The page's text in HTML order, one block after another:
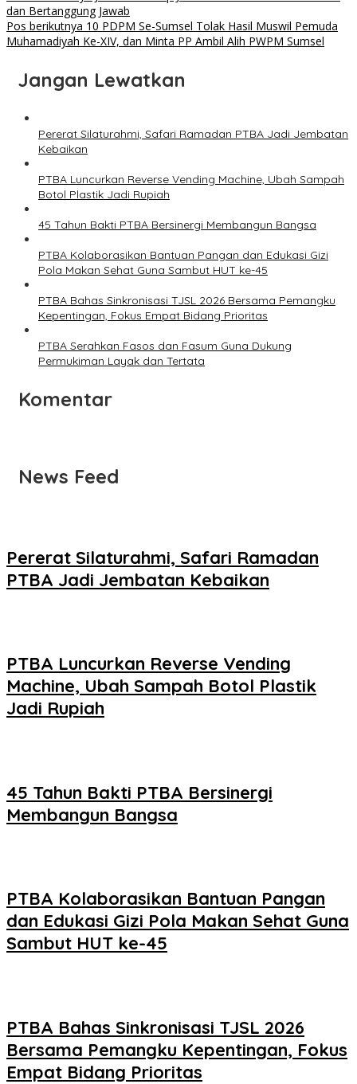
dan Bertanggung Jawab
Pos berikutnya 10 PDPM Se-Sumsel Tolak Hasil Muswil Pemuda
Muhamadiyah Ke-XIV, dan Minta PP Ambil Alih PWPM Sumsel
Jangan Lewatkan
Pererat Silaturahmi, Safari Ramadan PTBA Jadi Jembatan
Kebaikan
PTBA Luncurkan Reverse Vending Machine, Ubah Sampah
Botol Plastik Jadi Rupiah
45 Tahun Bakti PTBA Bersinergi Membangun Bangsa
PTBA Kolaborasikan Bantuan Pangan dan Edukasi Gizi
Pola Makan Sehat Guna Sambut HUT ke-45
PTBA Bahas Sinkronisasi TJSL 2026 Bersama Pemangku
Kepentingan, Fokus Empat Bidang Prioritas
PTBA Serahkan Fasos dan Fasum Guna Dukung
Permukiman Layak dan Tertata
Komentar
News Feed
Pererat Silaturahmi, Safari Ramadan
PTBA Jadi Jembatan Kebaikan
PTBA Luncurkan Reverse Vending
Machine, Ubah Sampah Botol Plastik
Jadi Rupiah
45 Tahun Bakti PTBA Bersinergi
Membangun Bangsa
PTBA Kolaborasikan Bantuan Pangan
dan Edukasi Gizi Pola Makan Sehat Guna
Sambut HUT ke-45
PTBA Bahas Sinkronisasi TJSL 2026
Bersama Pemangku Kepentingan, Fokus
Empat Bidang Prioritas